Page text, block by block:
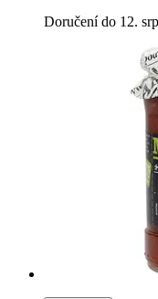
Doručení do 12.